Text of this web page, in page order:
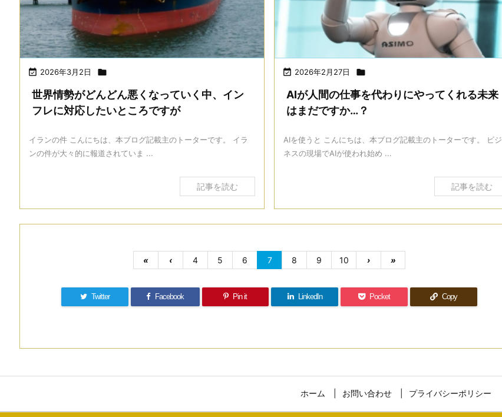
 2026年3月2日 
世界情勢がどんどん悪くなっていく中、イン
フレに対応したいところですが
イランの件 こんにちは、本ブログ記載主のトーターです。 イラ
ンの件が大々的に報道されていま ...
記事を読む
 2026年2月27日 
AIが人間の仕事を代わりにやってくれる未来
はまだですか…？
AIを使うと こんにちは、本ブログ記載主のトーターです。 ビジ
ネスの現場でAIが使われ始め ...
記事を読む
« ‹ 4 5 6 7 8 9 10 › »
Twitter Facebook Pin it LinkedIn Pocket Copy
ホーム お問い合わせ プライバシーポリシー